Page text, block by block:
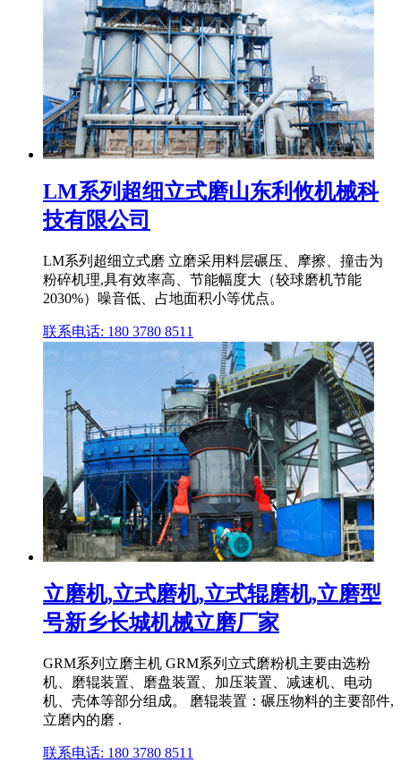
LM系列超细立式磨山东利攸机械科
技有限公司
LM系列超细立式磨 立磨采用料层碾压、摩擦、撞击为
粉碎机理,具有效率高、节能幅度大（较球磨机节能
2030%）噪音低、占地面积小等优点。
联系电话: 180 3780 8511
立磨机,立式磨机,立式辊磨机,立磨型
号新乡长城机械立磨厂家
GRM系列立磨主机 GRM系列立式磨粉机主要由选粉
机、磨辊装置、磨盘装置、加压装置、减速机、电动
机、壳体等部分组成。 磨辊装置：碾压物料的主要部件,
立磨内的磨 .
联系电话: 180 3780 8511